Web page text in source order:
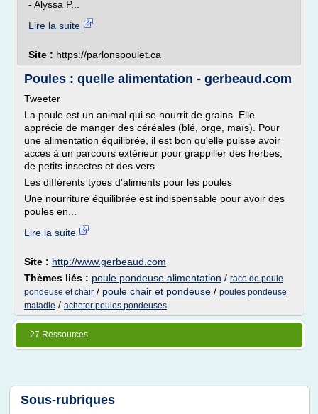
- Alyssa P...
Lire la suite
Site : https://parlonspoulet.ca
Poules : quelle alimentation - gerbeaud.com
Tweeter
La poule est un animal qui se nourrit de grains. Elle
apprécie de manger des céréales (blé, orge, maïs). Pour
une alimentation équilibrée, il est bon qu'elle puisse avoir
accès à un parcours extérieur pour grappiller des herbes,
de petits insectes et des vers.
Les différents types d'aliments pour les poules
Une nourriture équilibrée est indispensable pour avoir des
poules en...
Lire la suite
Site : http://www.gerbeaud.com
Thèmes liés : poule pondeuse alimentation / race de poule
pondeuse et chair / poule chair et pondeuse / poules pondeuse
maladie / acheter poules pondeuses
27 Ressources
Sous-rubriques